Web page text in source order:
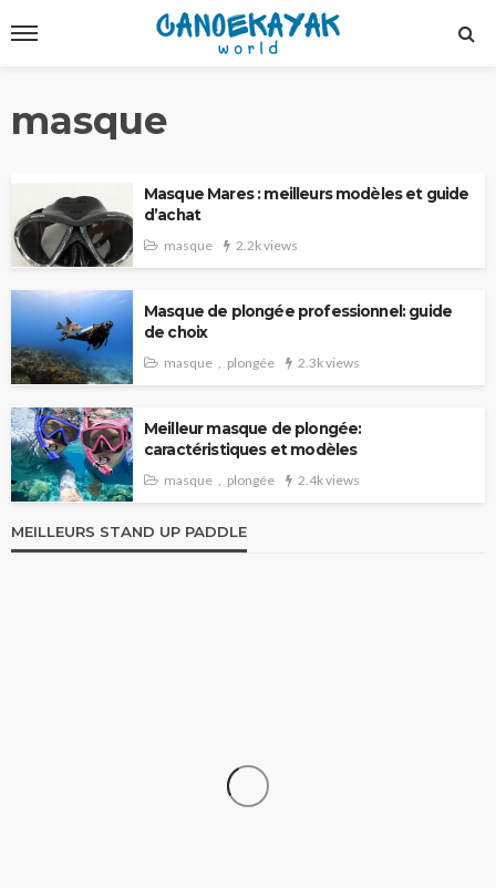
masque
Masque Mares : meilleurs modèles et guide
d’achat
masque 2.2k views
Masque de plongée professionnel: guide
de choix
masque plongée 2.3k views
Meilleur masque de plongée:
caractéristiques et modèles
masque plongée 2.4k views
MEILLEURS STAND UP PADDLE